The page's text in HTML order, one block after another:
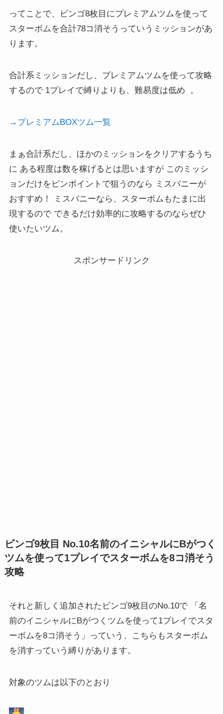
ってことで、ビンゴ8枚目にプレミアムツムを使って
スターボムを合計78コ消そうっていうミッションがあ
ります。
合計系ミッションだし、プレミアムツムを使って攻略
するので 1プレイで縛りよりも、難易度は低め 。
→プレミアムBOXツム一覧
まぁ合計系だし、ほかのミッションをクリアするうち
に ある程度は数を稼げるとは思いますが このミッシ
ョンだけをピンポイントで狙うのなら ミスバニーが
おすすめ！ ミスバニーなら、スターボムもたまに出
現するので できるだけ効率的に攻略するのならぜひ
使いたいツム。
スポンサードリンク
ビンゴ9枚目 No.10名前のイニシャルにBがつく
ツムを使って1プレイでスターボムを8コ消そう
攻略
それと新しく追加されたビンゴ9枚目のNo.10で 「名
前のイニシャルにBがつくツムを使って1プレイでスタ
ーボムを8コ消そう」っていう、こちらもスターボム
を消すっていう縛りがあります。
対象のツムは以下のとおり